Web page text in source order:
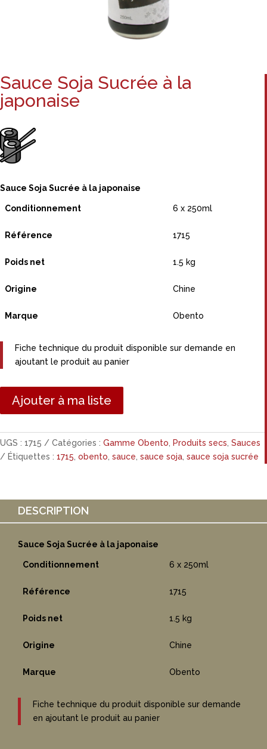
Sauce Soja Sucrée à la
japonaise
Sauce Soja Sucrée à la japonaise
Conditionnement 6 x 250ml
Référence 1715
Poids net 1.5 kg
Origine Chine
Marque Obento
Fiche technique du produit disponible sur demande en
ajoutant le produit au panier
Ajouter à ma liste
UGS : 1715 Catégories : Gamme Obento Produits secs Sauces
Étiquettes : 1715 obento sauce sauce soja sauce soja sucrée
DESCRIPTION
Sauce Soja Sucrée à la japonaise
Conditionnement 6 x 250ml
Référence 1715
Poids net 1.5 kg
Origine Chine
Marque Obento
Fiche technique du produit disponible sur demande
en ajoutant le produit au panier